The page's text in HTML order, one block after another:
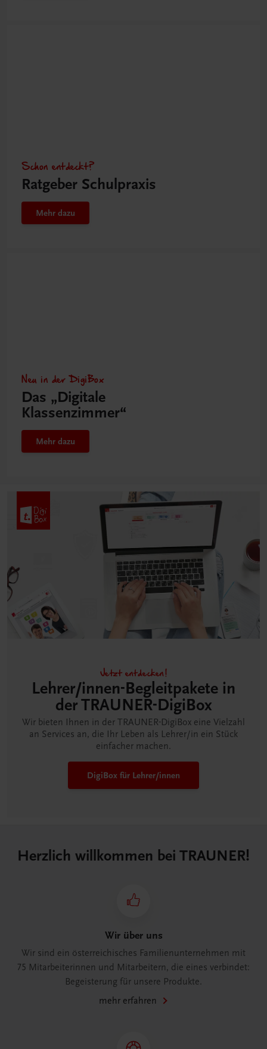
Schon entdeckt?
Ratgeber Schulpraxis
Mehr dazu
Neu in der DigiBox
Das „Digitale
Klassenzimmer“
Mehr dazu
Jetzt entdecken!
Lehrer/innen-Begleitpakete in
der TRAUNER-DigiBox
Wir bieten Ihnen in der TRAUNER-DigiBox eine Vielzahl
an Services an, die Ihr Leben als Lehrer/in ein Stück
einfacher machen.
DigiBox für Lehrer/innen
Herzlich willkommen bei TRAUNER!
Wir über uns
Wir sind ein österreichisches Familienunternehmen mit
75 Mitarbeiterinnen und Mitarbeitern, die eines verbindet:
Begeisterung für unsere Produkte.
mehr erfahren